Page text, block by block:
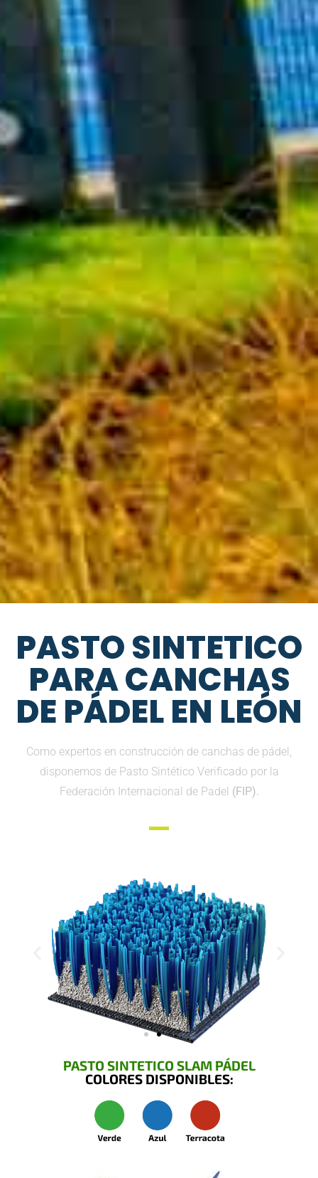
PASTO SINTETICO
PARA CANCHAS
DE PÁDEL EN LEÓN
Como expertos en construcción de canchas de pádel,
disponemos de Pasto Sintético Verificado por la
Federación Internacional de Padel (FIP).
PASTO SINTETICO SLAM PÁDEL
COLORES DISPONIBLES: